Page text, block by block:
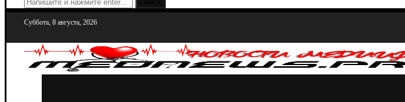
Суббота, 8 августа, 2026